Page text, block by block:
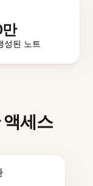
성된 노트
세스